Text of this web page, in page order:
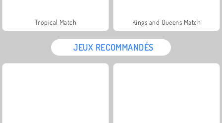
Tropical Match Kings and Queens Match
JEUX RECOMMANDÉS